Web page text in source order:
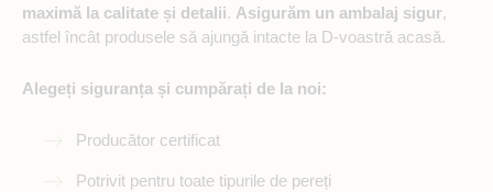
maximă la calitate și detalii. Asigurăm un ambalaj sigur,
astfel încât produsele să ajungă intacte la D-voastră acasă.
Alegeți siguranța și cumpărați de la noi:
Producător certificat
Potrivit pentru toate tipurile de pereți